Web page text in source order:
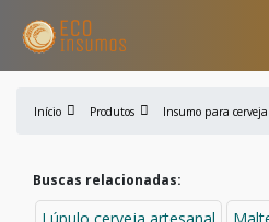
Início Produtos Insumo para cerveja
Buscas relacionadas: